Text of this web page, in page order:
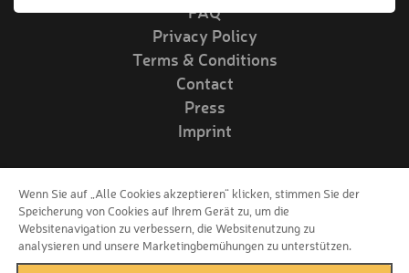
FAQ
Privacy Policy
Terms & Conditions
Contact
Press
Imprint
Follow us!
Wenn Sie auf „Alle Cookies akzeptieren“ klicken, stimmen Sie der
Speicherung von Cookies auf Ihrem Gerät zu, um die
Websitenavigation zu verbessern, die Websitenutzung zu
analysieren und unsere Marketingbemühungen zu unterstützen.